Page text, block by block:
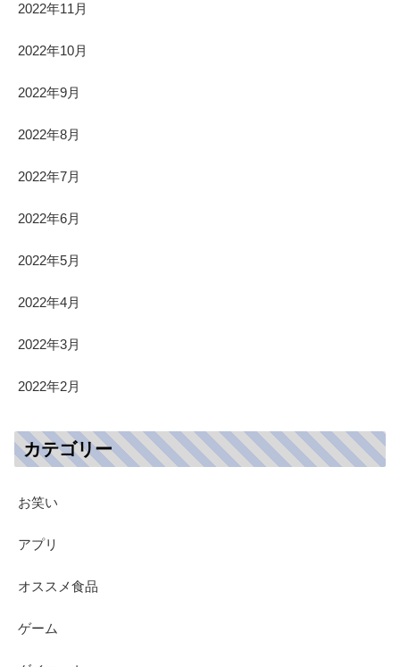
2022年11月
2022年10月
2022年9月
2022年8月
2022年7月
2022年6月
2022年5月
2022年4月
2022年3月
2022年2月
カテゴリー
お笑い
アプリ
オススメ食品
ゲーム